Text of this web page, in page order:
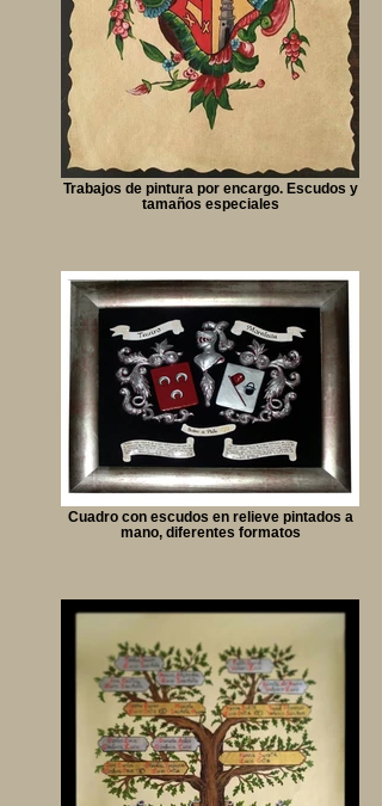
Trabajos de pintura por encargo. Escudos y
tamaños especiales
Cuadro con escudos en relieve pintados a
mano, diferentes formatos